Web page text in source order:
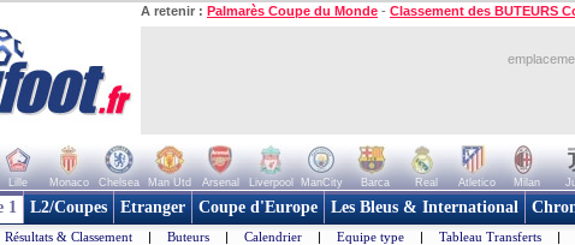
A retenir : Palmarès Coupe du Monde - Classement des BUTEURS
Lille Monaco Chelsea Man Utd Arsenal Liverpool ManCity Barca Real Atletico Milan
1 L2/Coupes Etranger Coupe d'Europe Les Bleus & International
Résultats & Classement | Buteurs | Calendrier | Equipe type | Tableau Transferts |